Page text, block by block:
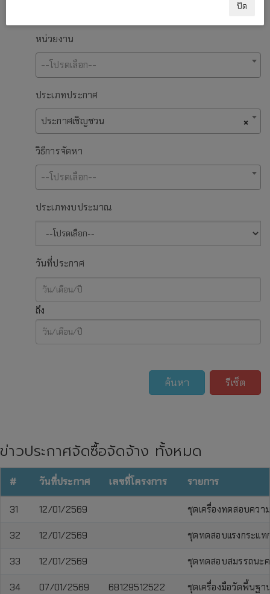
หน่วยงาน
--โปรดเลือก--
ประเภทประกาศ
×
ประกาศเชิญชวน
วิธีการจัดหา
--โปรดเลือก--
ประเภทงบประมาณ
วันที่ประกาศ
ถึง
ค้นหา รีเซ็ต
ข่าวประกาศจัดซื้อจัดจ้าง ทั้งหมด
# วันที่ประกาศ เลขที่โครงการ รายการ
31 12/01/2569 ชุดเครื่องทดสอบควา
32 12/01/2569 ชุดทดสอบแรงกระแท
33 12/01/2569 ชุดทดสอบสมรรถนะ
34 07/01/2569 68129512522 ชุดเครื่องมือวัดพื้นฐ
ปิด